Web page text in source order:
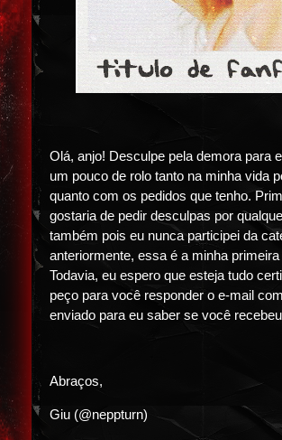
Olá, anjo! Desculpe pela demora para
um pouco de rolo tanto na minha vida
quanto com os pedidos que tenho.
gostaria de pedir desculpas por
também pois eu nunca participei da
anteriormente, essa é a minha
Todavia, eu espero que esteja tudo
peço para você responder o e-mail
enviado para eu saber se você
Abraços,
Giu (@neppturn)